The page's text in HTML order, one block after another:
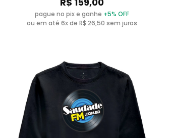
pague no pix e ganhe +5% OFF
ou em até 6x de R$ 26,50 sem juros